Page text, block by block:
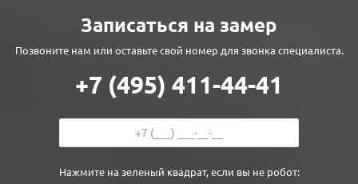
Записаться на замер
Позвоните нам или оставьте свой номер для звонка специалиста.
+7 (495) 411-44-41
Нажмите на зеленый квадрат, если вы не робот: